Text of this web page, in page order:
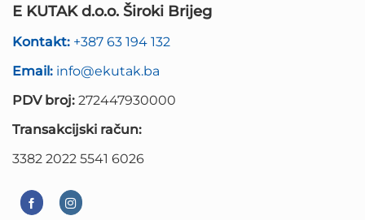
E KUTAK d.o.o. Široki Brijeg
Kontakt: +387 63 194 132
Email: info@ekutak.ba
PDV broj: 272447930000
Transakcijski račun:
3382 2022 5541 6026